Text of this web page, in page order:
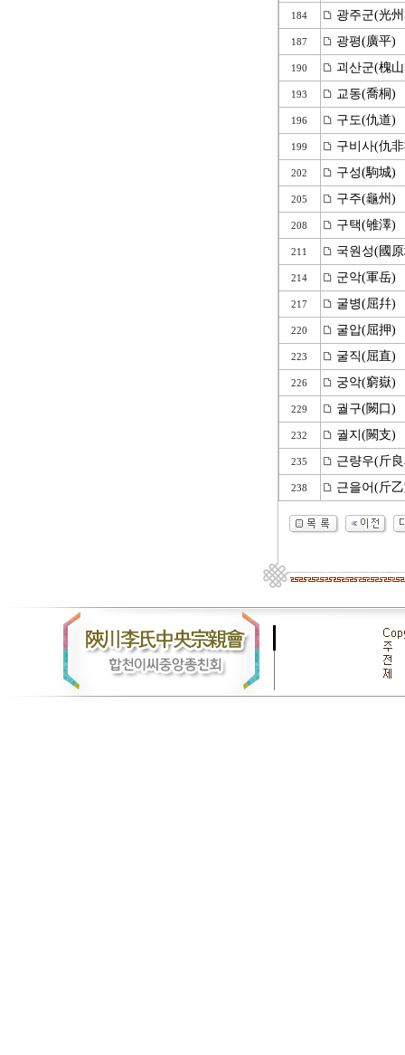
184 광주군(光
187 광평(廣平)
190 괴산군(槐
193 교동(喬桐)
196 구도(仇道)
199 구비사(仇
202 구성(駒城)
205 구주(龜州)
208 구택(雊澤)
211 국원성(國
214 군악(軍岳)
217 굴병(屈幷)
220 굴압(屈押)
223 굴직(屈直)
226 궁악(窮嶽)
229 궐구(闕口)
232 궐지(闕支)
235 근량우(斤
238 근을어(斤